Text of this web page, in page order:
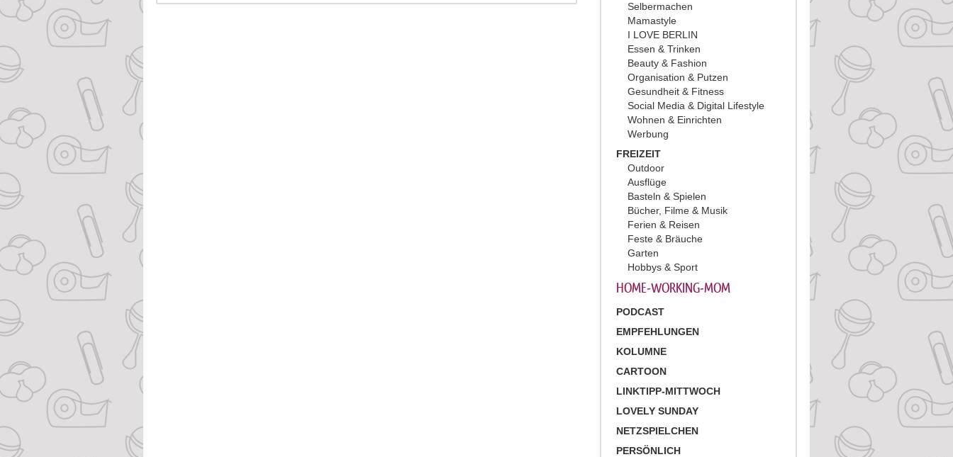
Selbermachen
Mamastyle
I LOVE BERLIN
Essen & Trinken
Beauty & Fashion
Organisation & Putzen
Gesundheit & Fitness
Social Media & Digital Lifestyle
Wohnen & Einrichten
Werbung
FREIZEIT
Outdoor
Ausflüge
Basteln & Spielen
Bücher, Filme & Musik
Ferien & Reisen
Feste & Bräuche
Garten
Hobbys & Sport
HOME-WORKING-MOM
PODCAST
EMPFEHLUNGEN
KOLUMNE
CARTOON
LINKTIPP-MITTWOCH
LOVELY SUNDAY
NETZSPIELCHEN
PERSÖNLICH